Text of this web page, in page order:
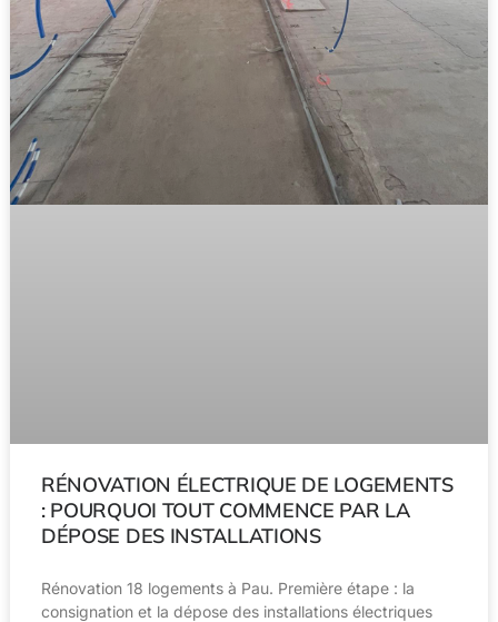
RÉNOVATION ÉLECTRIQUE DE LOGEMENTS
: POURQUOI TOUT COMMENCE PAR LA
DÉPOSE DES INSTALLATIONS
Rénovation 18 logements à Pau. Première étape : la
consignation et la dépose des installations électriques